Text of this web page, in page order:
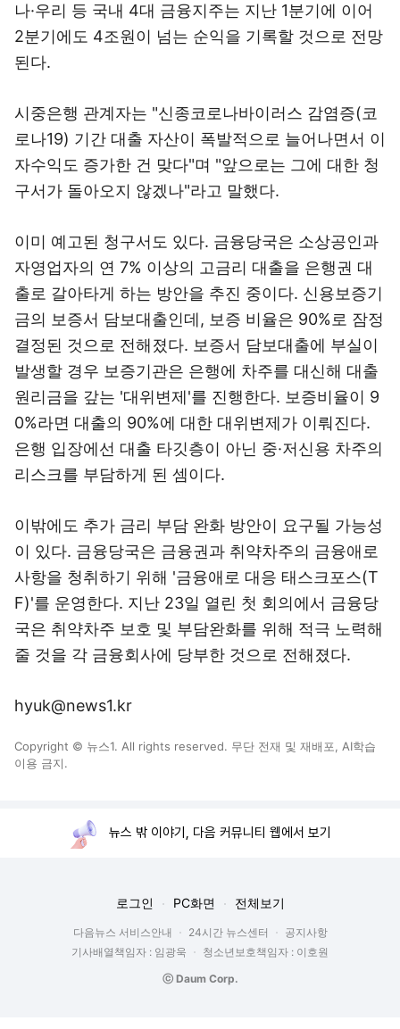
나·우리 등 국내 4대 금융지주는 지난 1분기에 이어
2분기에도 4조원이 넘는 순익을 기록할 것으로 전망
된다.
시중은행 관계자는 "신종코로나바이러스 감염증(코
로나19) 기간 대출 자산이 폭발적으로 늘어나면서 이
자수익도 증가한 건 맞다"며 "앞으로는 그에 대한 청
구서가 돌아오지 않겠나"라고 말했다.
이미 예고된 청구서도 있다. 금융당국은 소상공인과
자영업자의 연 7% 이상의 고금리 대출을 은행권 대
출로 갈아타게 하는 방안을 추진 중이다. 신용보증기
금의 보증서 담보대출인데, 보증 비율은 90%로 잠정
결정된 것으로 전해졌다. 보증서 담보대출에 부실이
발생할 경우 보증기관은 은행에 차주를 대신해 대출
원리금을 갚는 '대위변제'를 진행한다. 보증비율이 9
0%라면 대출의 90%에 대한 대위변제가 이뤄진다.
은행 입장에선 대출 타깃층이 아닌 중·저신용 차주의
리스크를 부담하게 된 셈이다.
이밖에도 추가 금리 부담 완화 방안이 요구될 가능성
이 있다. 금융당국은 금융권과 취약차주의 금융애로
사항을 청취하기 위해 '금융애로 대응 태스크포스(T
F)'를 운영한다. 지난 23일 열린 첫 회의에서 금융당
국은 취약차주 보호 및 부담완화를 위해 적극 노력해
줄 것을 각 금융회사에 당부한 것으로 전해졌다.
hyuk@news1.kr
Copyright © 뉴스1. All rights reserved. 무단 전재 및 재배포, AI학습
이용 금지.
뉴스 밖 이야기, 다음 커뮤니티 웹에서 보기
로그인 PC화면 전체보기
다음뉴스 서비스안내 24시간 뉴스센터
공지사항
기사배열책임자 : 임광욱
청소년보호책임자 : 이호원
ⓒ Daum Corp.